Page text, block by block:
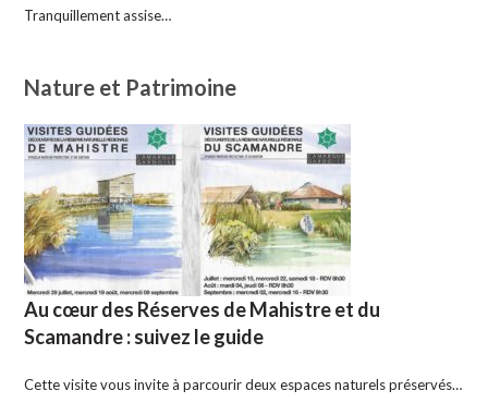
Tranquillement assise…
Nature et Patrimoine
Au cœur des Réserves de Mahistre et du
Scamandre : suivez le guide
Cette visite vous invite à parcourir deux espaces naturels préservés…